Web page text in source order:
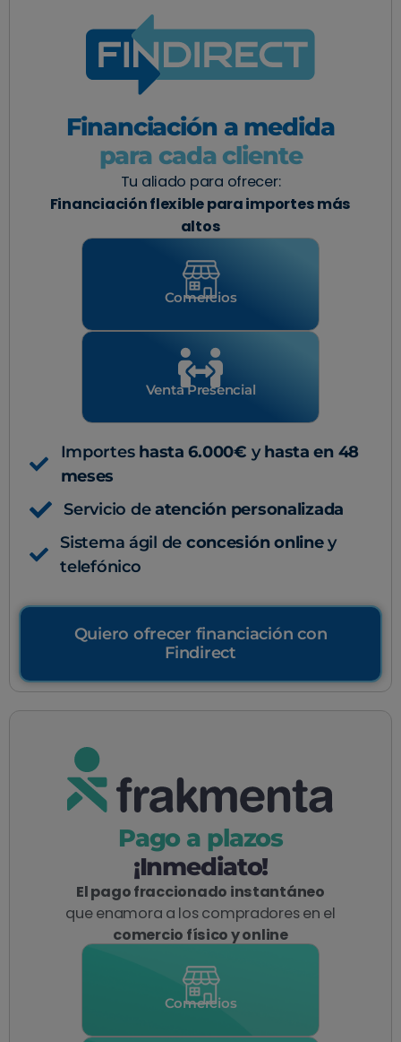
Financiación a medida
para cada cliente
Tu aliado para ofrecer:
Financiación flexible para importes más
altos
Comercios
Venta Presencial
Importes hasta 6.000€ yhasta en 48
meses
Servicio deatención personalizada
Sistema ágil de concesión onliney
telefónico
Quiero ofrecer financiación con
Findirect
Pago a plazos
¡Inmediato!
El pago fraccionado instantáneo
que enamora a los compradores en el
comercio físico y online
Comercios